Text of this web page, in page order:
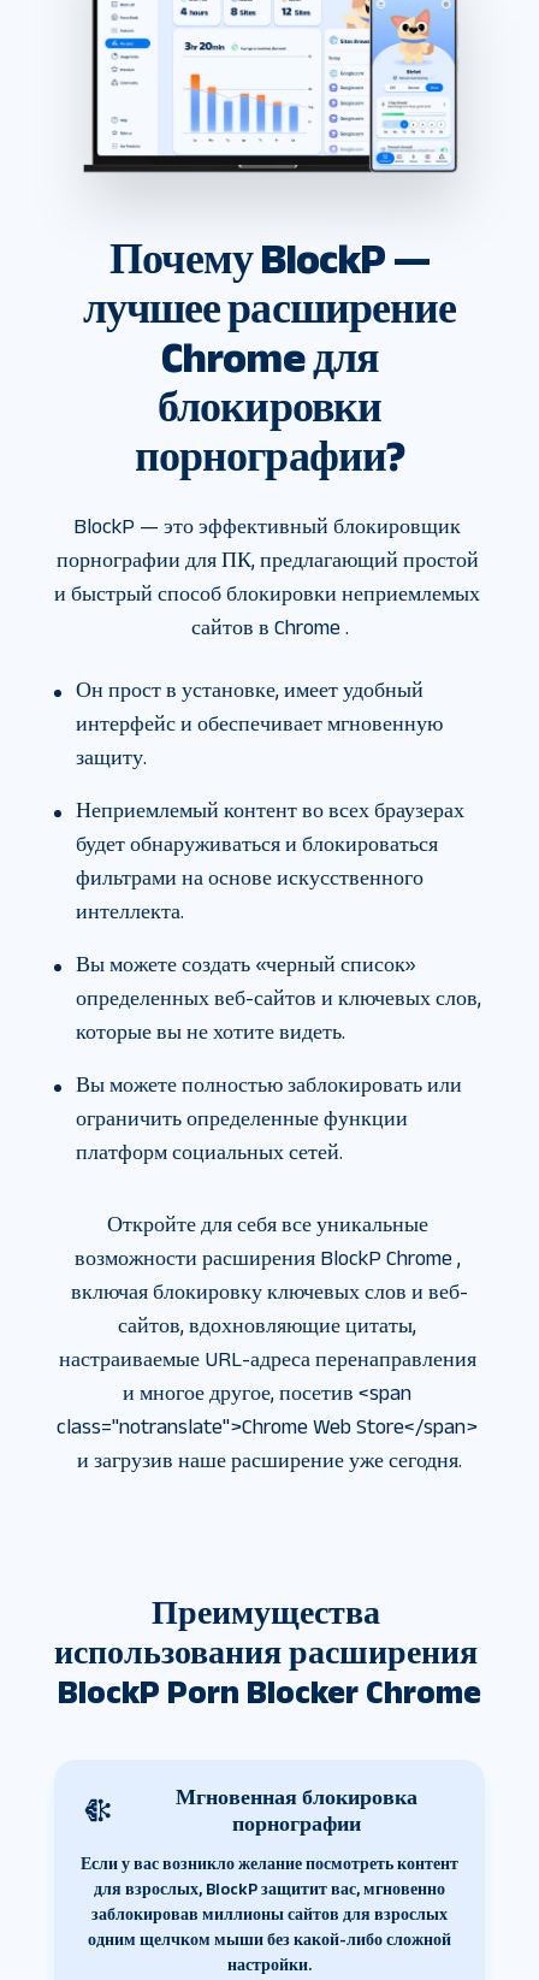
Почему BlockP —
лучшее расширение
Chrome для
блокировки
порнографии?
BlockP — это эффективный блокировщик
порнографии для ПК, предлагающий простой
и быстрый способ блокировки неприемлемых
сайтов в Chrome .
Он прост в установке, имеет удобный
интерфейс и обеспечивает мгновенную
защиту.
Неприемлемый контент во всех браузерах
будет обнаруживаться и блокироваться
фильтрами на основе искусственного
интеллекта.
Вы можете создать «черный список»
определенных веб-сайтов и ключевых слов,
которые вы не хотите видеть.
Вы можете полностью заблокировать или
ограничить определенные функции
платформ социальных сетей.
Откройте для себя все уникальные
возможности расширения BlockP Chrome ,
включая блокировку ключевых слов и веб-
сайтов, вдохновляющие цитаты,
настраиваемые URL-адреса перенаправления
и многое другое, посетив <span
class="notranslate">Chrome Web Store</span>
и загрузив наше расширение уже сегодня.
Преимущества
использования расширения
BlockP Porn Blocker Chrome
Мгновенная блокировка
порнографии
Если у вас возникло желание посмотреть контент
для взрослых, BlockP защитит вас, мгновенно
заблокировав миллионы сайтов для взрослых
одним щелчком мыши без какой-либо сложной
настройки.